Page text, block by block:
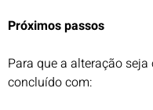
Próximos passos
Para que a alteração
concluído com: